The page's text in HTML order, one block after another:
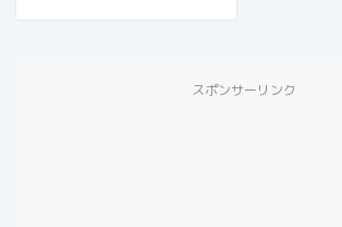
スポンサーリンク